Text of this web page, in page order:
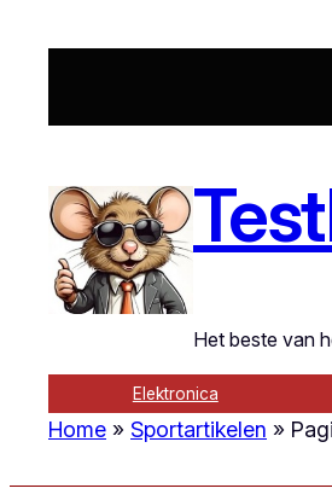
Het beste van
Elektronica
Home » Sportartikelen »